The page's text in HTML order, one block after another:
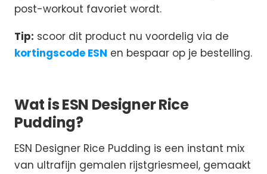
post-workout favoriet wordt.
Tip: scoor dit product nu voordelig via de
kortingscode ESN en bespaar op je bestelling.
Wat is ESN Designer Rice
Pudding?
ESN Designer Rice Pudding is een instant mix
van ultrafijn gemalen rijstgriesmeel, gemaakt